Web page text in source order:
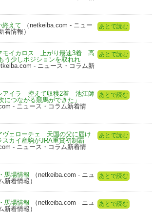
終えて （netkeiba.com - ニュー
着情報）
あとで読む
モイカロス 上がり最速3着 高
う少しポジションを取れれ
- ニュース・コラム新
あとで読む
アイラ 控えて収穫2着 池江師
につながる競馬ができた」
- ニュース・コラム新着情
あとで読む
ヴェローチェ 天国の父に届け
カイ産駒がJRA重賞初制覇
- ニュース・コラム新着情
あとで読む
馬場情報 （netkeiba.com - ニュ
新着情報）
あとで読む
馬場情報 （netkeiba.com - ニュ
新着情報）
あとで読む